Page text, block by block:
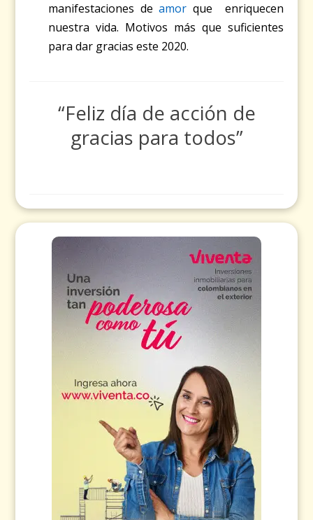
manifestaciones deamor que enriquecen
nuestra vida. Motivos más que suficientes
para dar gracias este 2020.
“Feliz día de acción de
gracias para todos”